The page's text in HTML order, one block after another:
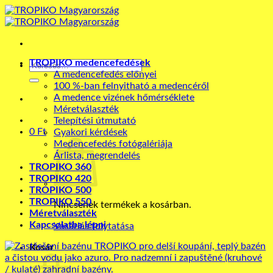
Skip
to
Keresés
következőre:
0 Ft
Nincsenek termékek a kosárban.
Vásárlás folytatása
Kosár
TROPIKO medencefedések
A medencefedés előnyei
100 %-ban felnyitható a medencéről
A medence vizének hőmérséklete
Méretválaszték
Telepítési útmutató
Gyakori kérdések
Medencefedés fotógalériája
Árlista, megrendelés
TROPIKO 360
TROPIKO 420
TROPIKO 500
TROPIKO 550
Méretválaszték
Kapcsolatba lépni